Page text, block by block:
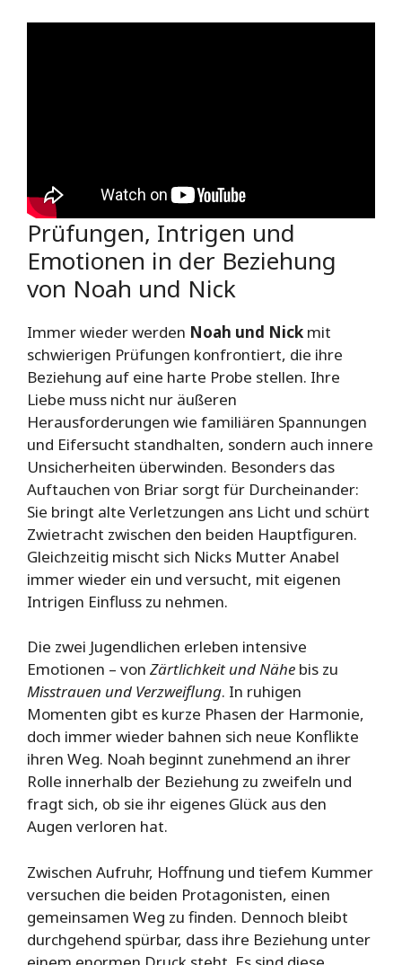
Prüfungen, Intrigen und
Emotionen in der Beziehung
von Noah und Nick
Immer wieder werden Noah und Nick mit
schwierigen Prüfungen konfrontiert, die ihre
Beziehung auf eine harte Probe stellen. Ihre
Liebe muss nicht nur äußeren
Herausforderungen wie familiären Spannungen
und Eifersucht standhalten, sondern auch innere
Unsicherheiten überwinden. Besonders das
Auftauchen von Briar sorgt für Durcheinander:
Sie bringt alte Verletzungen ans Licht und schürt
Zwietracht zwischen den beiden Hauptfiguren.
Gleichzeitig mischt sich Nicks Mutter Anabel
immer wieder ein und versucht, mit eigenen
Intrigen Einfluss zu nehmen.
Die zwei Jugendlichen erleben intensive
Emotionen – von Zärtlichkeit und Nähe bis zu
Misstrauen und Verzweiflung. In ruhigen
Momenten gibt es kurze Phasen der Harmonie,
doch immer wieder bahnen sich neue Konflikte
ihren Weg. Noah beginnt zunehmend an ihrer
Rolle innerhalb der Beziehung zu zweifeln und
fragt sich, ob sie ihr eigenes Glück aus den
Augen verloren hat.
Zwischen Aufruhr, Hoffnung und tiefem Kummer
versuchen die beiden Protagonisten, einen
gemeinsamen Weg zu finden. Dennoch bleibt
durchgehend spürbar, dass ihre Beziehung unter